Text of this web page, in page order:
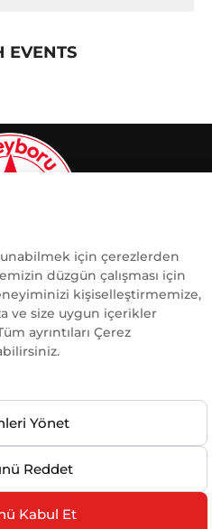
EVENTS
SPORUNA
DUYUYORUZ.
Saklıdır |DESIGN BY
için çerezlerden
düzgün çalışması için
kişiselleştirmemize,
ve size uygun içerikler
ayrıntıları Çerez
Yönet
Reddet
Kabul Et